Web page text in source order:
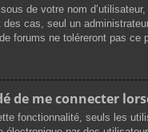
de votre nom
cas, seul un
forums ne toléreront pas
de me connecter
fonctionnalité, seuls les